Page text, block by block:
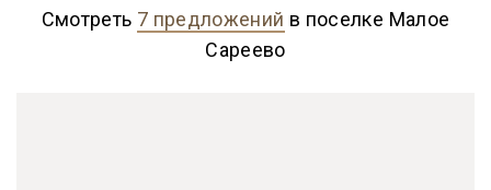
Смотреть 7 предложений в поселке Малое
Сареево